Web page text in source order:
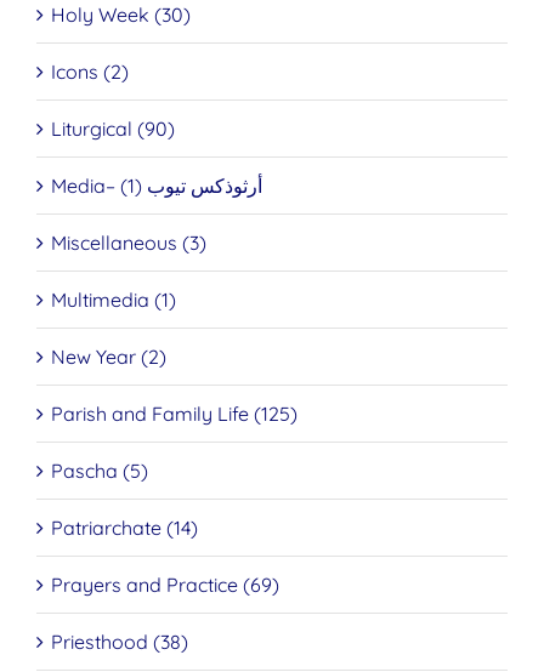
Holy Week (30)
Icons (2)
Liturgical (90)
Media– أرثوذكس تيوب (1)
Miscellaneous (3)
Multimedia (1)
New Year (2)
Parish and Family Life (125)
Pascha (5)
Patriarchate (14)
Prayers and Practice (69)
Priesthood (38)